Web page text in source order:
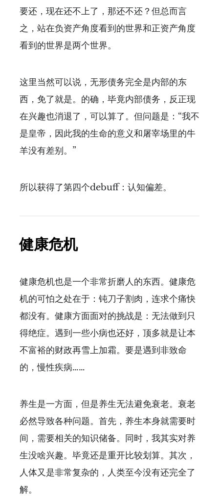
要还，现在还不上了，那还不还？但总而言
之，站在负资产角度看到的世界和正资产角度
看到的世界是两个世界。
这里当然可以说，无形债务完全是内部的东
西，免了就是。的确，毕竟内部债务，反正现
在兴趣也消退了，可以算了。但问题是：“我不
是皇帝，因此我的生命的意义和屠宰场里的牛
羊没有差别。”
所以获得了第四个debuff：认知偏差。
健康危机
健康危机也是一个非常折磨人的东西。健康危
机的可怕之处在于：钝刀子割肉，连求个痛快
都没有。健康方面面对的挑战是：无法做到只
得绝症。遇到一些小病也还好，顶多就是让本
不富裕的财政再雪上加霜。要是遇到非致命
的，慢性疾病……
养生是一方面，但是养生无法避免衰老。衰老
必然导致各种问题。首先，养生本身就需要时
间，需要相关的知识储备。同时，我其实对养
生没啥兴趣。毕竟还是重开比较划算。其次，
人体又是非常复杂的，人类至今没有还完全了
解。